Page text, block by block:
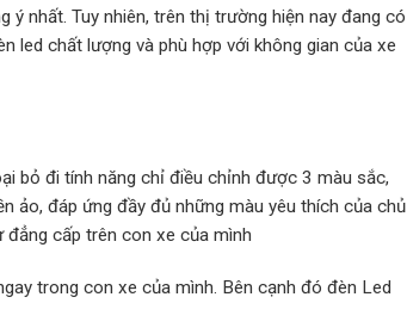
nhất. Tuy nhiên, trên thị trường hiện nay đang có
led chất lượng và phù hợp với không gian của xe
bỏ đi tính năng chỉ điều chỉnh được 3 màu sắc,
ảo, đáp ứng đầy đủ những màu yêu thích của chủ
cấp trên con xe của mình
trong con xe của mình. Bên cạnh đó đèn Led